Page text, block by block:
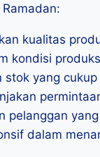
kualitas
kondisi
stok yang
pelanggan
dalam